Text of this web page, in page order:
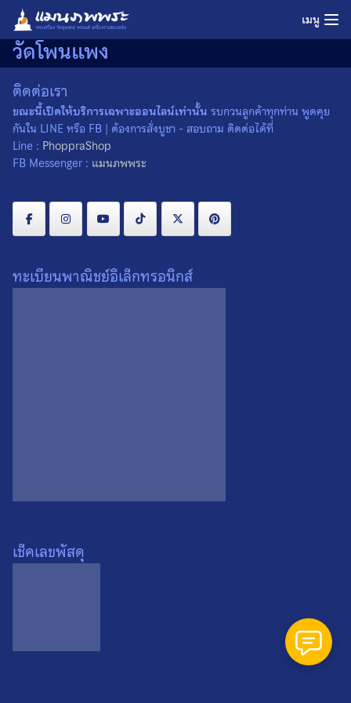
Skip
content
เมนู
วัดโพนแพง
พระปิดตามหาอุตม์ ฝังเหล็ก
ขนันผี หลวงปู่ลุน วัดโพนแพง
ติดต่อเรา
ขณะนี้เปิดให้บริการเฉพาะออนไลน์เท่านั้น รบกวนลูกค้าทุกท่าน พูดคุย
กันใน LINE หรือ FB | ต้องการสั่งบูชา - สอบถาม ติดต่อได้ที่
Line : PhoppraShop
FB Messenger : แมนภพพระ
ทะเบียนพาณิชย์อิเล็กทรอนิกส์
เช็คเลขพัสดุ